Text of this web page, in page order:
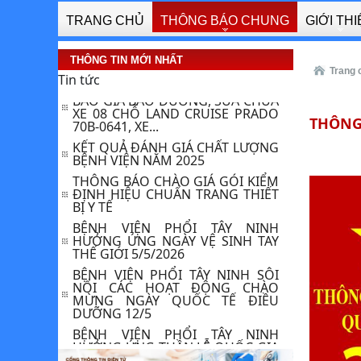
TRANG CHỦ THÔNG BÁO CHUNG GIỚI
THÔNG TIN MỚI NHẤT
Tin tức
ĐỊNH , HIỆU...
THƯ MỜI BÁO GIÁ CUNG CẤP LẮP
ĐẶT MÁY LẠNH CHO BỆNH VIỆN
PHỔI TÂY NINH
THÔNG BÁO VỀ VIỆC : YÊU CẦU
BÁO GIÁ BẢO DƯỠNG, SỬA CHỮA
XE 08 CHỖ LAND CRUISE PRADO
70B-0641, XE...
KẾT QUẢ ĐÁNH GIÁ CHẤT LƯỢNG
BỆNH VIỆN NĂM 2025
THÔNG BÁO CHÀO GIÁ GÓI KIỂM
ĐỊNH HIỆU CHUẨN TRANG THIẾT
BỊ Y TẾ
BỆNH VIỆN PHỔI TÂY NINH
HƯỞNG ỨNG NGÀY VỆ SINH TAY
THẾ GIỚI 5/5/2026
BỆNH VIỆN PHỔI TÂY NINH SÔI
NỔI CÁC HOẠT ĐỘNG CHÀO
MỪNG NGÀY QUỐC TẾ ĐIỀU
DƯỠNG 12/5 ​
BỆNH VIỆN PHỔI TÂY NINH
HƯỞNG ỨNG TUẦN LỄ QUỐC GIA
“NƯỚC SẠCH VÀ VỆ SINH MÔI
Trang